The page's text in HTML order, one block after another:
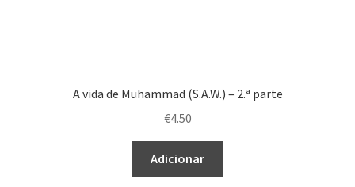
A vida de Muhammad (S.A.W.) – 2.ª parte
€4.50
Adicionar